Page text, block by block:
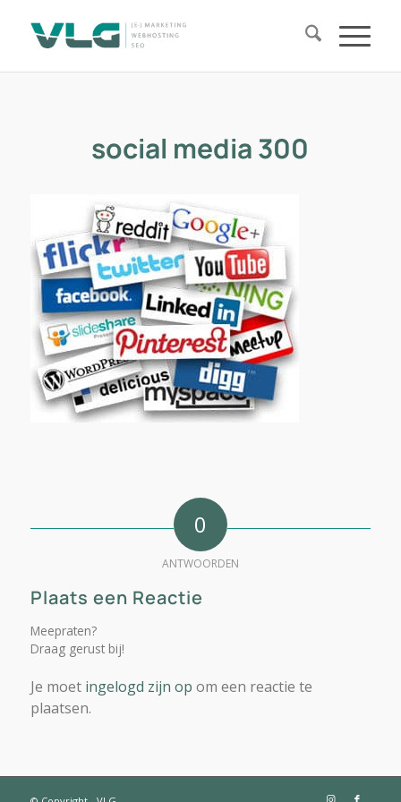
social media 300
0
ANTWOORDEN
Plaats een Reactie
Meepraten?
Draag gerust bij!
Je moet ingelogd zijn op om een reactie te
plaatsen.